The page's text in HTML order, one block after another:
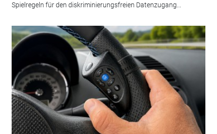
Spielregeln für den diskriminierungsfreien Datenzugang...